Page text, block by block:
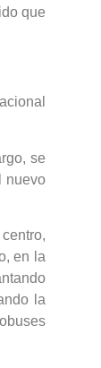
que
se
nuevo
en la
la